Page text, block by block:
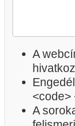
A
<code>
A